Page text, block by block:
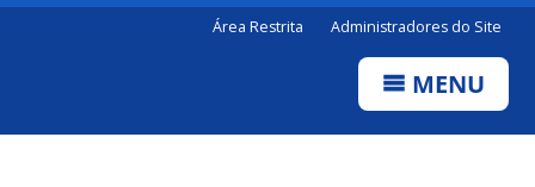
Área Restrita Administradores do Site
MENU